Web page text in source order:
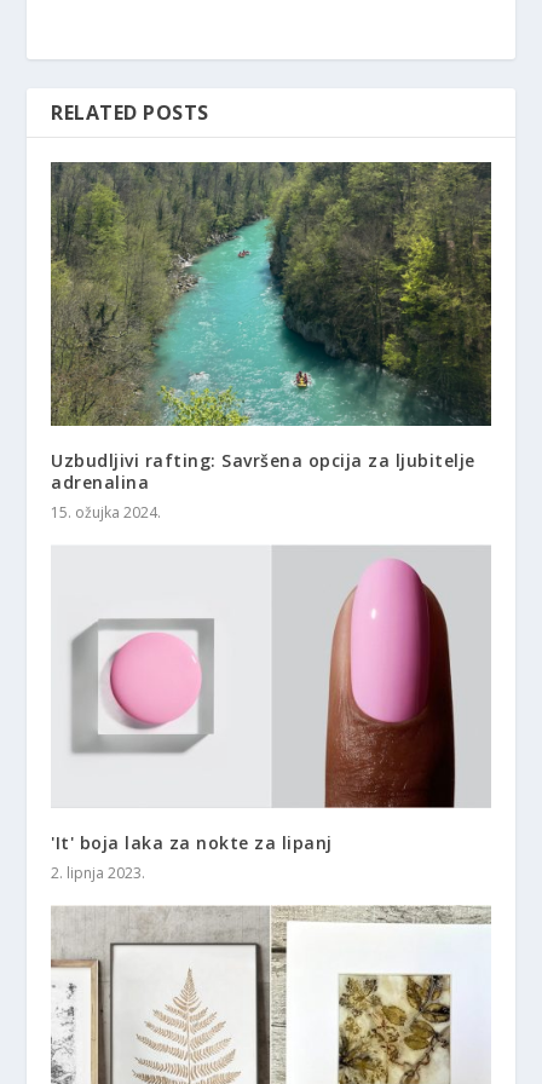
RELATED POSTS
Uzbudljivi rafting: Savršena opcija za ljubitelje
adrenalina
15. ožujka 2024.
'It' boja laka za nokte za lipanj
2. lipnja 2023.